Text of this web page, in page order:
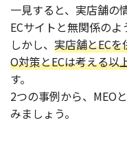
一見すると、実店舗の
ECサイトと無関係のよ
しかし、 実店舗とEC
O対策とECは考える以
す。
2つの事例から、MEO
みましょう。